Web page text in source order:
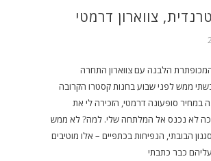
צווארון דרמטי
הלבנה עם צווארון התחרה
ממש לפני שבוע בחנות קסטרו הקרובה
במחיר סופעונה דרמטי, הזכירה לי את
לא נכנס אל המלתחה שלי. למה? לא ממש
הבובתי, הנפיחות בכתפיים – אלו מוטיבים
כבר כתבתי